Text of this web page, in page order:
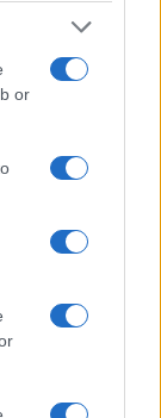
or
φέτος 70
καταξιωμένους
ραδιοφωνικό
το παρόν και να